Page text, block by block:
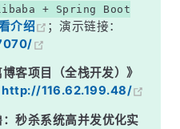
+ Spring Boot
介绍
；演示链接：
客项目（全栈开发）》
http://116.62.199.48/
：秒杀系统高并发优化实